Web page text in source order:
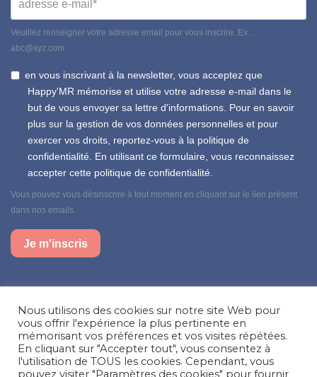
Veuillez renseigner votre adresse email pour vous inscrire. Ex. :
abc@xyz.com
en vous inscrivant à la newsletter, vous acceptez que
Happy'MR mémorise et utilise votre adresse e-mail dans le
but de vous envoyer sa lettre d'informations. Pour en savoir
plus sur la gestion de vos données personnelles et pour
exercer vos droits, reportez-vous à la politique de
confidentialité. En utilisant ce formulaire, vous reconnaissez
accepter cette politique de confidentialité.
Vous pouvez vous désinscrire à tout moment en cliquant sur le lien présent
dans nos emails.
Je m'inscris
Facebook
Instagram
LinkedIn
Besoin d’aide, une question ?
Nous utilisons des cookies sur notre site Web pour
vous offrir l'expérience la plus pertinente en
mémorisant vos préférences et vos visites répétées.
En cliquant sur "Accepter tout", vous consentez à
l'utilisation de TOUS les cookies. Cependant, vous
pouvez visiter "Paramètres des cookies" pour fournir